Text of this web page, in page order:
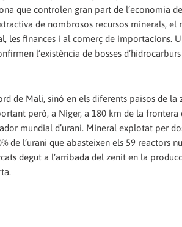
que controlen gran part de l’economia
de nombrosos recursos minerals, el
les finances i al comerç de importacions.
l’existència de bosses
de Mali, sinó en els diferents països de la
però, a Níger, a 180 km de la
mundial d’urani. Mineral explotat per
de l’urani que abasteixen els 59 reactors
degut a l’arribada del zenit en la